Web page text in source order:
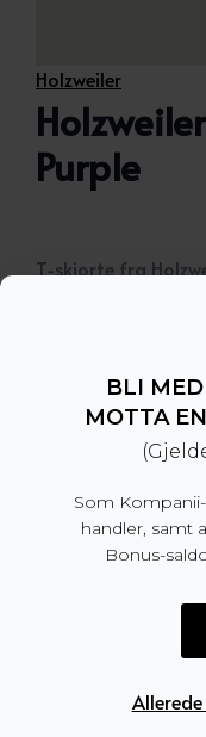
Holzweiler
Purple
T-skjorte fra
– Boxy passform.
– 100% organisk
– Produsert i
BLI
MOTTA
Som
handler, samt
Bonus-